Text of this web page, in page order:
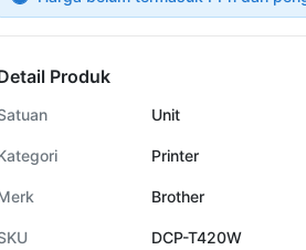
Produk
Unit
Printer
Brother
DCP-T420W